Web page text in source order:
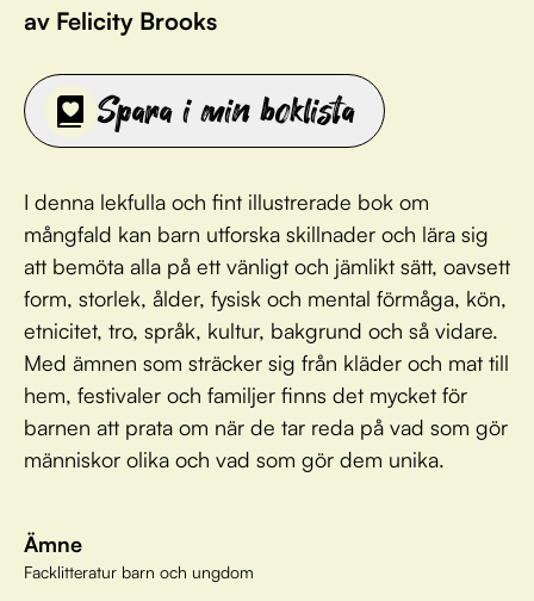
av Felicity Brooks
Spara i min boklista
I denna lekfulla och fint illustrerade bok om
mångfald kan barn utforska skillnader och lära sig
att bemöta alla på ett vänligt och jämlikt sätt, oavsett
form, storlek, ålder, fysisk och mental förmåga, kön,
etnicitet, tro, språk, kultur, bakgrund och så vidare.
Med ämnen som sträcker sig från kläder och mat till
hem, festivaler och familjer finns det mycket för
barnen att prata om när de tar reda på vad som gör
människor olika och vad som gör dem unika.
Ämne
Facklitteratur barn och ungdom